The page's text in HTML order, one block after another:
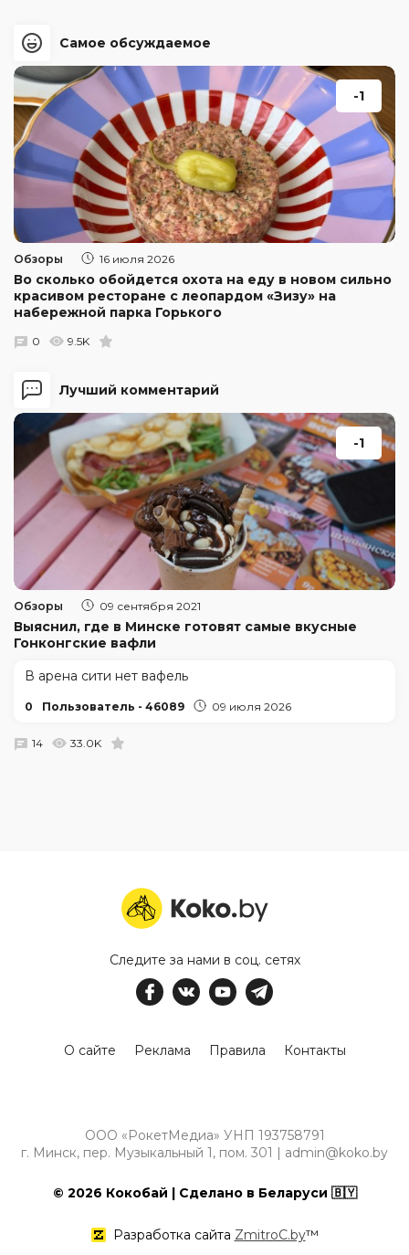
Лучший комментарий
-1
Обзоры 09 сентября 2021
Выяснил, где в Минске готовят самые вкусные
Гонконгские вафли
В арена сити нет вафель
0 Пользователь - 46089 09 июля 2026
14 33.0K
Самое обсуждаемое
-1
Обзоры 16 июля 2026
Во сколько обойдется охота на еду в новом сильно
красивом ресторане с леопардом «Зизу» на
набережной парка Горького
0 9.5K
Следите за нами в соц. сетях
О сайте Реклама Правила Контакты
ООО «РокетМедиа» УНП 193758791
г. Минск, пер. Музыкальный 1, пом. 301 | admin@koko.by
© 2026 Кокобай | Сделано в Беларуси 🇧🇾
Разработка сайта ZmitroC.by™